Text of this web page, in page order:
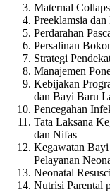
Maternal
Preeklamsia
Perdarahan
Persalinan
Strategi
Manajemen
Kebijakan
dan Bayi Baru
Pencegahan
Tata Laksana
dan Nifas
Kegawatan
Pelayanan
Neonatal
Nutrisi Parental